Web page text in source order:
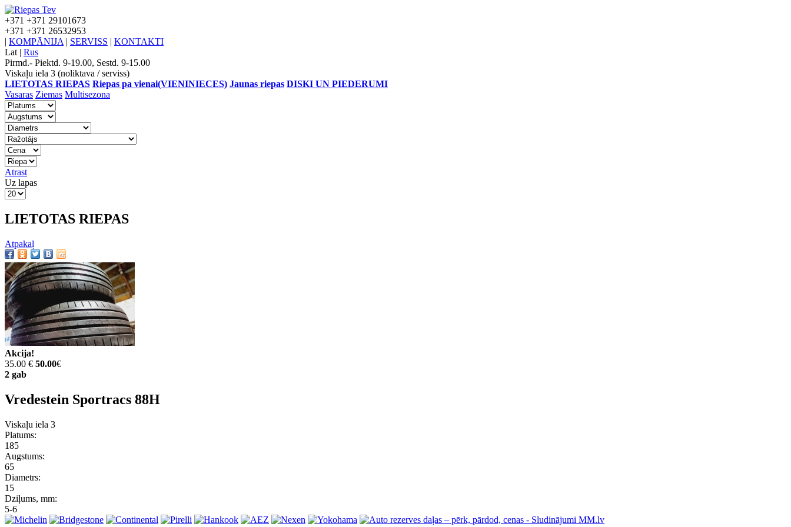
+371 +371 29101673
+371 +371 26532953
| KOMPĀNIJA | SERVISS | KONTAKTI
Lat | Rus
Pirmd.- Piektd. 9-19.00, Sestd. 9-15.00
Viskaļu iela 3 (noliktava / serviss)
LIETOTAS RIEPAS Riepas pa vienai(VIENINIECES) Jaunas riepas DISKI UN PIEDERUMI
Vasaras Ziemas Multisezona
Atrast
Uz lapas
LIETOTAS RIEPAS
Atpakaļ
Akcija!
35.00 € 50.00€
2 gab
Vredestein Sportracs 88H
Viskaļu iela 3
Platums:
185
Augstums:
65
Diametrs:
15
Dziļums, mm:
5-6